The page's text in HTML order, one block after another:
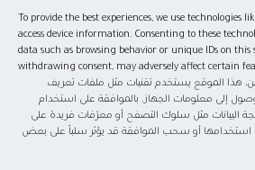
To provide the best experiences, we use technologies
access device information. Consenting to these
data such as browsing behavior or unique IDs on this
withdrawing consent, may adversely affect certain
هذا الموقع يستخدم تقنيات مثل ملفات تعريف
إلى معلومات الجهاز. بالموافقة على استخدام
البيانات مثل سلوك التصفح أو معرّفات فريدة على
استخدامها أو سحب الموافقة قد يؤثر سلباً على بعض